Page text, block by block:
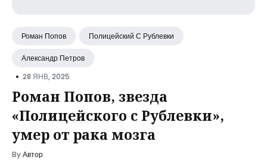
Роман Попов Полицейский С Рублевки
Александр Петров
• 28 ЯНВ, 2025
Роман Попов, звезда
«Полицейского с Рублевки»,
умер от рака мозга
ByАвтор